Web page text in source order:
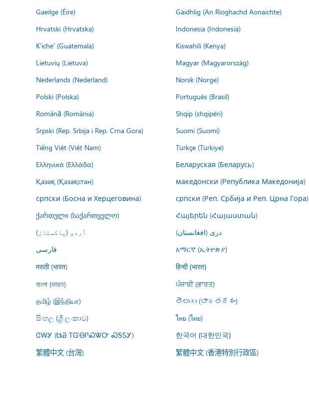
Gaeilge (Éire)
Gàidhlig (An Rìoghachd Aonaichte)
Hrvatski (Hrvatska)
Indonesia (Indonesia)
K'iche' (Guatemala)
Kiswahili (Kenya)
Lietuvių (Lietuva)
Magyar (Magyarország)
Nederlands (Nederland)
Norsk (Norge)
Polski (Polska)
Português (Brasil)
Română (România)
Shqip (shqipëri)
Srpski (Rep. Srbija i Rep. Crna Gora)
Suomi (Suomi)
Tiếng Việt (Việt Nam)
Türkçe (Türkiye)
Ελληνικά (Ελλάδα)
Беларуская (Беларусь)
Қазақ (Қазақстан)
македонски (Република Македонија)
српски (Босна и Херцеговина)
српски (Реп. Србија и Реп. Црна Гора)
ქართული (საქართველო)
Հայերեն (Հայաստան)
اُردو (پاکستان)
درى (افغانستان)
فارسى
አማርኛ (ኢትዮጵያ)
मराठी (भारत)
हिन्दी (भारत)
বাংলা (ভারত)
ਪੰਜਾਬੀ (ਭਾਰਤ)
தமிழ் (இந்தியா)
తెలుగు (భారతదేశం)
සිංහල (ශ්‍රී ලංකාව)
ไทย (ไทย)
ᏣᎳᎩ (ᏌᏊ ᎢᏳᎾᎵᏍᏔᏅ ᏍᎦᏚᎩ)
한국어 (대한민국)
繁體中文 (台灣) 繁體中文 (香港特別行政區)